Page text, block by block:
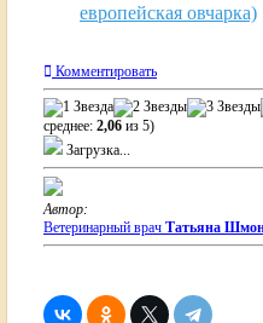
европейская овчарка)
Комментировать
среднее: 2,06 из 5)
Загрузка...
Автор:
Ветеринарный врач Татьяна